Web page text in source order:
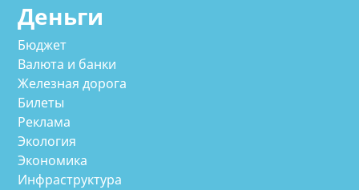
Деньги
Бюджет
Валюта и банки
Железная дорога
Билеты
Реклама
Экология
Экономика
Инфраструктура